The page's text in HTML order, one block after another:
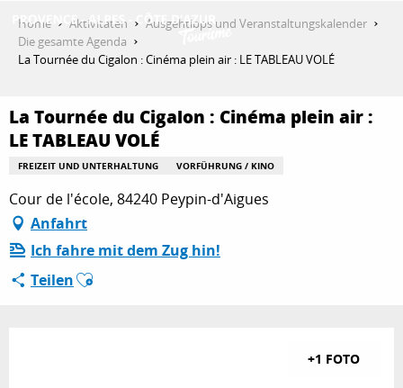
contenu
AKTIVITÄTEN
AUFENTHALT
ESPACE PRO
Home Aktivitäten
Ausgehtipps und Veranstaltungskalender
Die gesamte Agenda
La Tournée du Cigalon : Cinéma plein air : LE TABLEAU VOLÉ
La Tournée du Cigalon : Cinéma plein air :
LE TABLEAU VOLÉ
FREIZEIT UND UNTERHALTUNG VORFÜHRUNG / KINO
Cour de l'école, 84240 Peypin-d'Aigues
Anfahrt
Ich fahre mit dem Zug hin!
TeilenAjouter aux favoris
+1 FOTO